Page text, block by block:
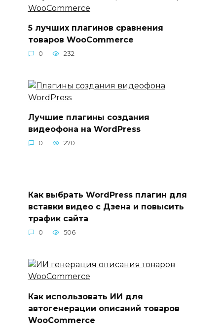
5 лучших плагинов сравнения
товаров WooCommerce
0 232
Лучшие плагины создания
видеофона на WordPress
0 270
Как выбрать WordPress плагин для
вставки видео с Дзена и повысить
трафик сайта
0 506
Как использовать ИИ для
автогенерации описаний товаров
WooCommerce